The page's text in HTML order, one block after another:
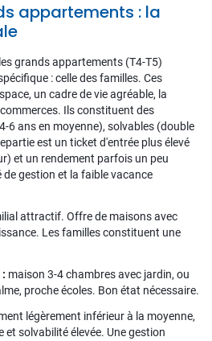
appartements : la
grands appartements (T4-T5)
: celle des familles. Ces
un cadre de vie agréable, la
Ils constituent des
6 ans en moyenne), solvables (double
est un ticket d'entrée plus élevé
et un rendement parfois un peu
gestion et la faible vacance
attractif. Offre de maisons avec
Les familles constituent une
maison 3-4 chambres avec jardin, ou
proche écoles. Bon état nécessaire.
légèrement inférieur à la moyenne,
solvabilité élevée. Une gestion